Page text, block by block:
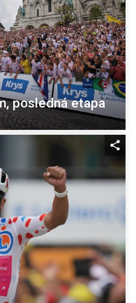
posledná etapa